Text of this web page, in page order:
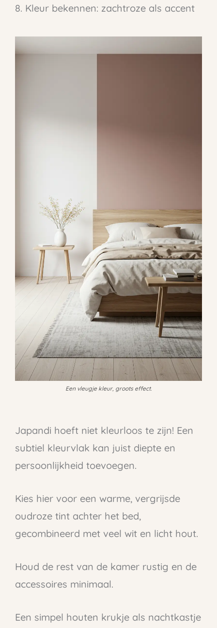
8. Kleur bekennen: zachtroze als accent
Een vleugje kleur, groots effect.
Japandi hoeft niet kleurloos te zijn! Een
subtiel kleurvlak kan juist diepte en
persoonlijkheid toevoegen.
Kies hier voor een warme, vergrijsde
oudroze tint achter het bed,
gecombineerd met veel wit en licht hout.
Houd de rest van de kamer rustig en de
accessoires minimaal.
Een simpel houten krukje als nachtkastje